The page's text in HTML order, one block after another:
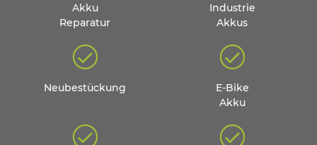
Akku
Reparatur
Industrie
Akkus
Neubestückung
E-Bike
Akku